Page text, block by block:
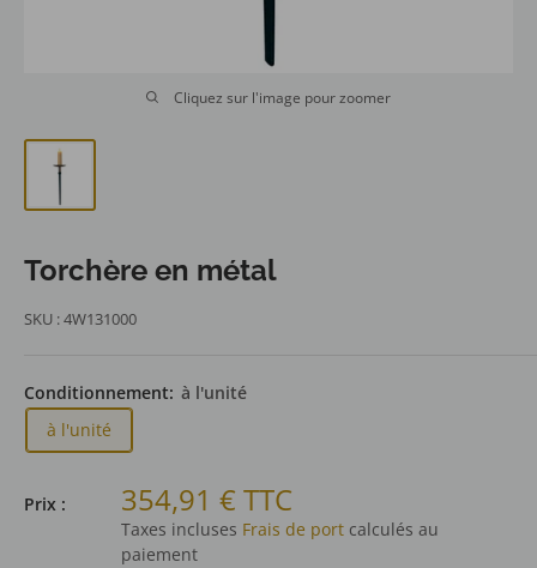
Cliquez sur l'image pour zoomer
Torchère en métal
SKU :4W131000
Conditionnement: à l'unité
à l'unité
Prix : Prix
réduit
354,91 € TTC
Taxes incluses Frais de port calculés au
paiement